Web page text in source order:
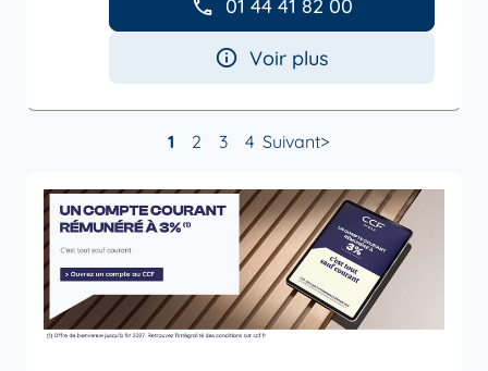
01 44 41 82 00
Voir plus
1 2 3 4 Suivant